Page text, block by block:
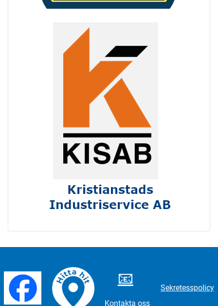
📧
Kontakta oss
Sekretesspolicy